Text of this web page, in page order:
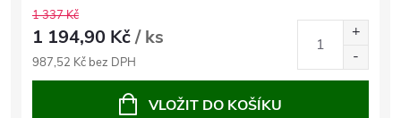
1 337 Kč
1 194,90 Kč/ ks
987,52 Kč bez DPH
VLOŽIT DO KOŠÍKU